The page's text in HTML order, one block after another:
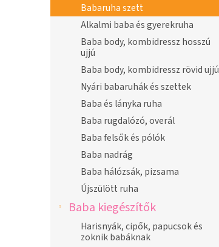
e
Babaruha szett
Alkalmi baba és gyerekruha
Baba body, kombidressz hosszú
ujjú
Baba body, kombidressz rövid ujjú
Nyári babaruhák és szettek
Baba és lányka ruha
Baba rugdalózó, overál
Baba felsők és pólók
Baba nadrág
Baba hálózsák, pizsama
Újszülött ruha
Baba kiegészítők
Harisnyák, cipők, papucsok és
zoknik babáknak